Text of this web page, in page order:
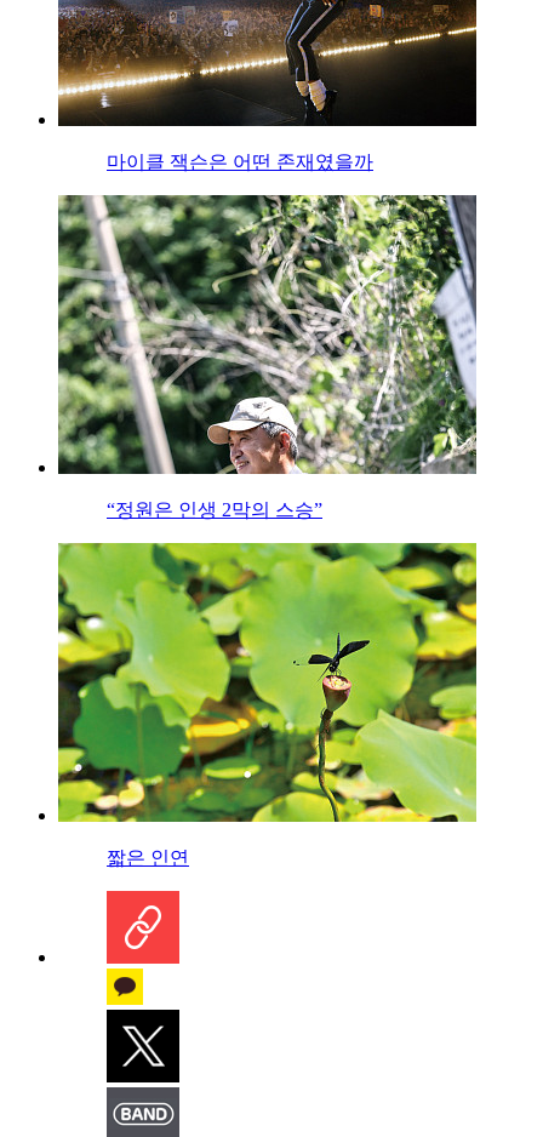
마이클 잭슨은 어떤 존재였을까
“정원은 인생 2막의 스승”
짧은 인연